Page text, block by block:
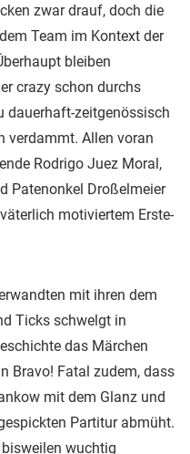
zwar drauf, doch die
Team im Kontext der
bleiben
crazy schon durchs
zeitgenössisch
verdammt. Allen voran
Rodrigo Juez Moral,
Patenonkel Droßelmeier
motiviertem Erste-
mit ihren dem
Ticks schwelgt in
das Märchen
Bravo! Fatal zudem, dass
mit dem Glanz und
Partitur abmüht.
wuchtig